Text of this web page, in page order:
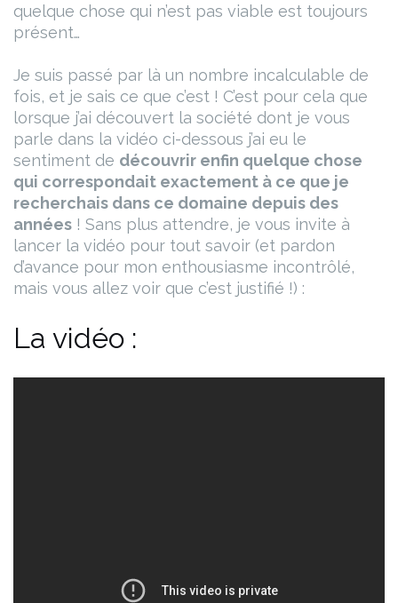
quelque chose qui n’est pas viable est toujours
présent…
Je suis passé par là un nombre incalculable de
fois, et je sais ce que c’est ! C’est pour cela que
lorsque j’ai découvert la société dont je vous
parle dans la vidéo ci-dessous j’ai eu le
sentiment de découvrir enfin quelque chose
qui correspondait exactement à ce que je
recherchais dans ce domaine depuis des
années ! Sans plus attendre, je vous invite à
lancer la vidéo pour tout savoir (et pardon
d’avance pour mon enthousiasme incontrôlé,
mais vous allez voir que c’est justifié !) :
La vidéo :